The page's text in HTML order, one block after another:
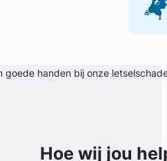
Hoe wij jou